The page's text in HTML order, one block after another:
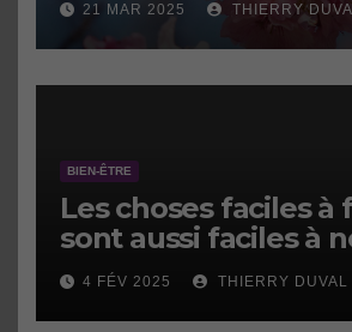
21 MAR 2025 THIERRY
BIEN-ÊTRE
Les choses faciles à
sont aussi faciles à
faire.
4 FÉV 2025 THIERRY DUVAL